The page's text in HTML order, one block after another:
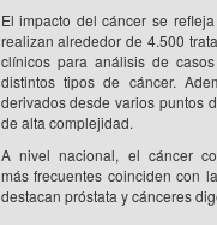
El impacto del cáncer se
realizan alrededor de 4.500
clínicos para análisis de
distintos tipos de cáncer.
derivados desde varios puntos
de alta complejidad.
A nivel nacional, el cáncer
más frecuentes coinciden con
destacan próstata y cánceres